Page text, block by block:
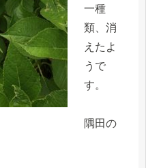
一種
類、消
えたよ
うで
す。
隅田の